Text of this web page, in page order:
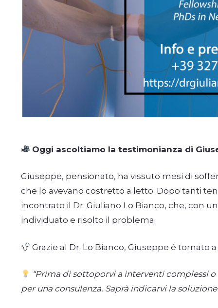
Oggi ascoltiamo la testimonianza di
Giuseppe, pensionato, ha vissuto mesi di
che lo avevano costretto a letto. Dopo tanti
incontrato il Dr. Giuliano Lo Bianco, che, con
individuato e risolto il problema.
Grazie al Dr. Lo Bianco, Giuseppe è tornato
“Prima di sottoporvi a interventi complessi
per una consulenza. Saprà indicarvi la